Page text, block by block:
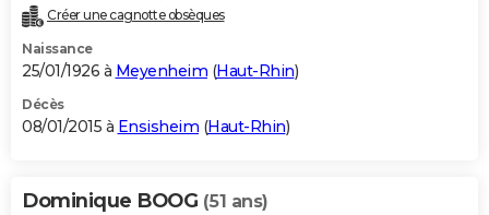
Créer une cagnotte obsèques
Naissance
25/01/1926 à Meyenheim (Haut-Rhin)
Décès
08/01/2015 à Ensisheim (Haut-Rhin)
Dominique BOOG (51 ans)